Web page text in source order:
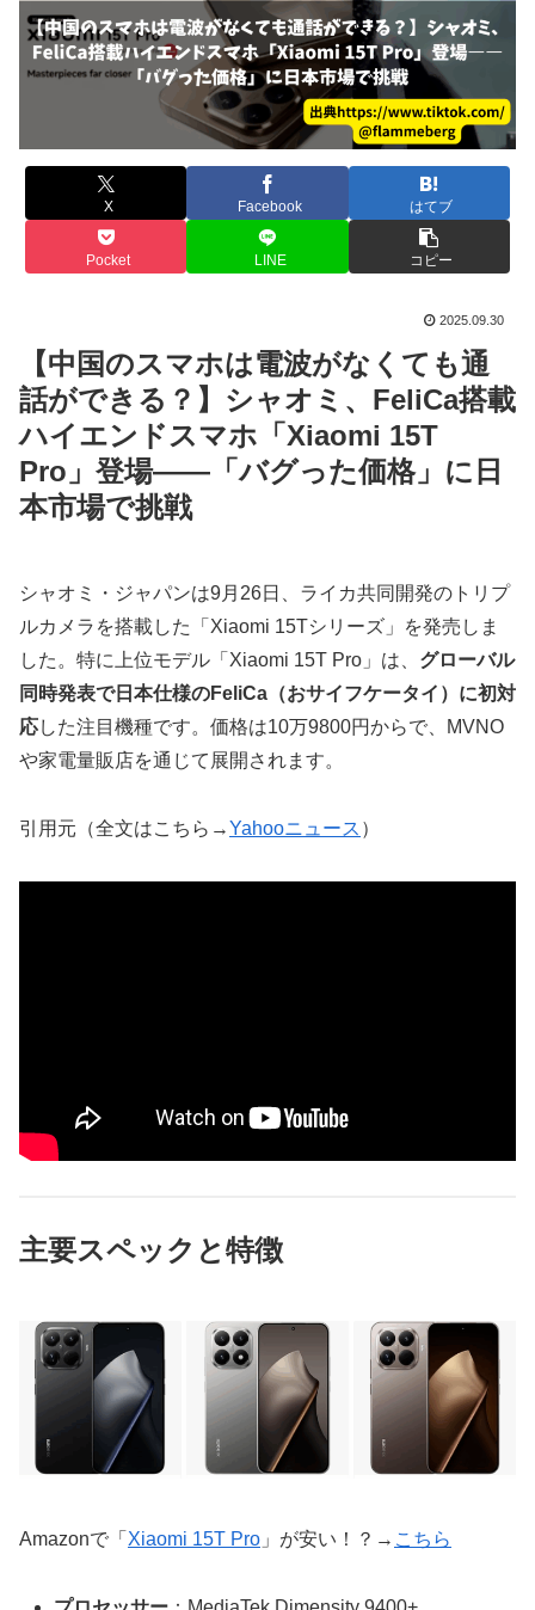
X Facebook はてブ
Pocket LINE コピー
2025.09.30
【中国のスマホは電波がなくても通
話ができる？】シャオミ、FeliCa搭載
ハイエンドスマホ「Xiaomi 15T
Pro」登場――「バグった価格」に日
本市場で挑戦
シャオミ・ジャパンは9月26日、ライカ共同開発のトリプ
ルカメラを搭載した「Xiaomi 15Tシリーズ」を発売しま
した。特に上位モデル「Xiaomi 15T Pro」は、 グローバル
同時発表で日本仕様のFeliCa（おサイフケータイ）に初対
応した注目機種です。価格は10万9800円からで、MVNO
や家電量販店を通じて展開されます。
引用元（全文はこちら→Yahooニュース ）
主要スペックと特徴
Amazonで「 Xiaomi 15T Pro 」が安い！？→ こちら